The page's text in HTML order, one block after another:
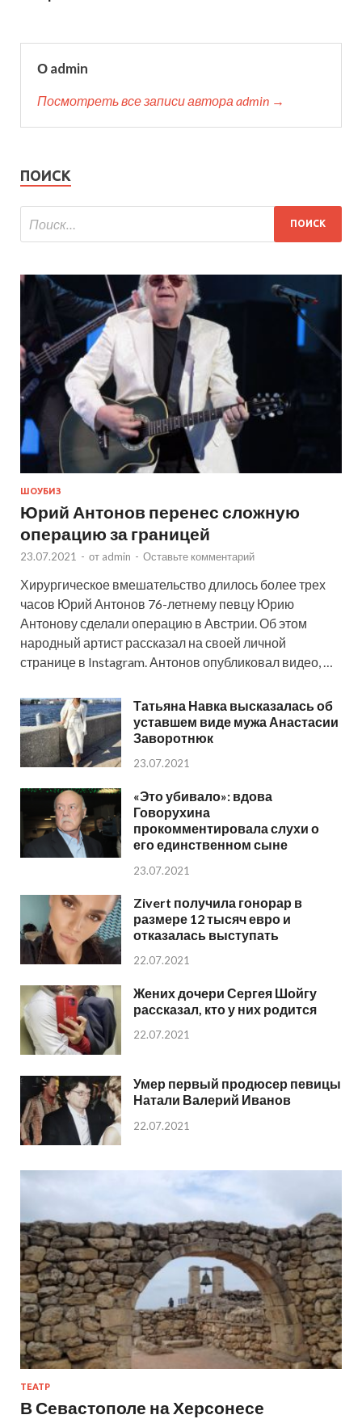
О admin
Посмотреть все записи автора admin →
ПОИСК
ШОУБИЗ
Юрий Антонов перенес сложную
операцию за границей
23.07.2021 - от admin - Оставьте комментарий
Хирургическое вмешательство длилось более трех
часов Юрий Антонов 76-летнему певцу Юрию
Антонову сделали операцию в Австрии. Об этом
народный артист рассказал на своей личной
странице в Instagram. Антонов опубликовал видео, …
Татьяна Навка высказалась об
уставшем виде мужа Анастасии
Заворотнюк
23.07.2021
«Это убивало»: вдова
Говорухина
прокомментировала слухи о
его единственном сыне
23.07.2021
Zivert получила гонорар в
размере 12 тысяч евро и
отказалась выступать
22.07.2021
Жених дочери Сергея Шойгу
рассказал, кто у них родится
22.07.2021
Умер первый продюсер певицы
Натали Валерий Иванов
22.07.2021
ТЕАТР
В Севастополе на Херсонесе